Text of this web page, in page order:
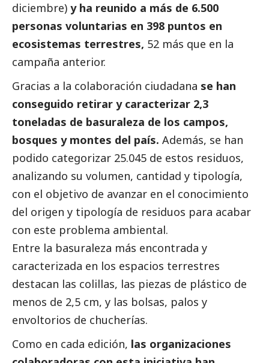
diciembre) y ha reunido a más de 6.500
personas voluntarias en 398 puntos en
ecosistemas terrestres, 52 más que en la
campaña anterior.
Gracias a la colaboración ciudadana se han
conseguido retirar y caracterizar 2,3
toneladas de basuraleza de los campos,
bosques y montes del país. Además, se han
podido categorizar 25.045 de estos residuos,
analizando su volumen, cantidad y tipología,
con el objetivo de avanzar en el conocimiento
del origen y tipología de residuos para acabar
con este problema ambiental.
Entre la basuraleza más encontrada y
caracterizada en los espacios terrestres
destacan las colillas, las piezas de plástico de
menos de 2,5 cm, y las bolsas, palos y
envoltorios de chucherías.
Como en cada edición, las organizaciones